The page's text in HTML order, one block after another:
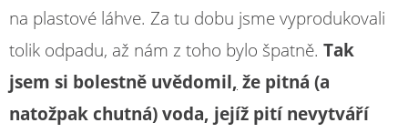
na plastové láhve. Za tu dobu jsme vyprodukovali
tolik odpadu, až nám z toho bylo špatně. Tak
jsem si bolestně uvědomil, že pitná (a
natožpak chutná) voda, jejíž pití nevytváří